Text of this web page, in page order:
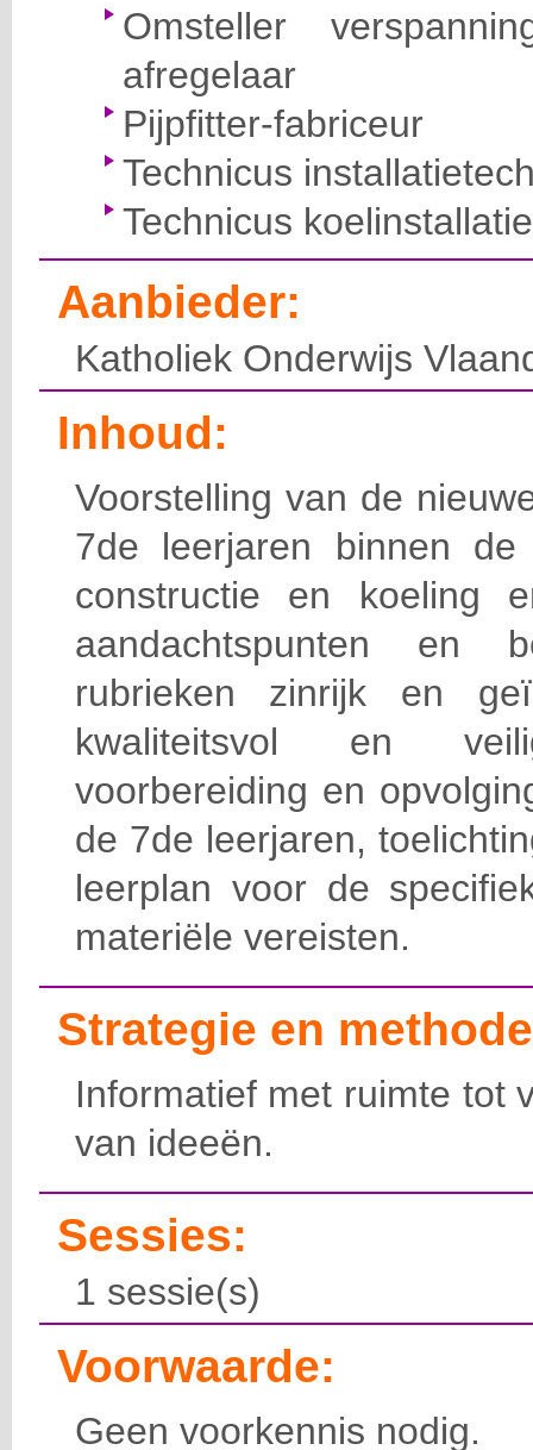
Omsteller
afregelaar
Pijpfitter-fabriceur
Technicus
Technicus
Aanbieder:
Katholiek Onderwijs
Inhoud:
Voorstelling van de
7de leerjaren binnen de
constructie en koeling
aandachtspunten en
rubrieken zinrijk en
kwaliteitsvol en
voorbereiding en
de 7de leerjaren,
leerplan voor de
materiële vereisten.
Strategie en
Informatief met ruimte tot
van ideeën.
Sessies:
1 sessie(s)
Voorwaarde:
Geen voorkennis nodig.